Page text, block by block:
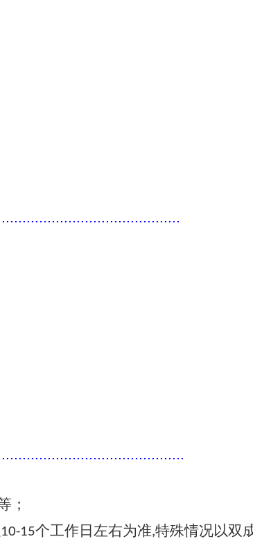
；
10-15个工作日左右为准,特殊情况以双